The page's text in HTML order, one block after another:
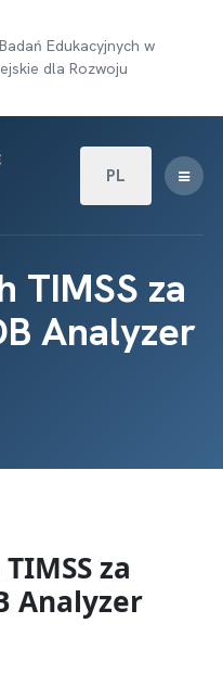
Edukacyjnych w
dla Rozwoju
Wybierz swój język
PL
TIMSS za
Analyzer